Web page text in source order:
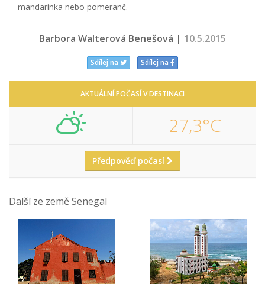
mandarinka nebo pomeranč.
Barbora Walterová Benešová | 10.5.2015
Sdílej na Sdílej na
AKTUÁLNÍ POČASÍ V DESTINACI
27,3°C
Předpověď počasí
Další ze země Senegal